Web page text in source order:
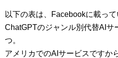
以下の表は、Facebookに載っ
ChatGPTのジャンル別代替AIサ
つ。
アメリカでのAIサービスですか